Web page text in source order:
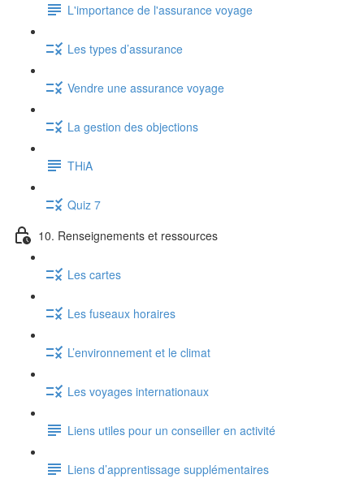
L'importance de l'assurance voyage
Les types d’assurance
Vendre une assurance voyage
La gestion des objections
THiA
Quiz 7
10. Renseignements et ressources
Les cartes
Les fuseaux horaires
L’environnement et le climat
Les voyages internationaux
Liens utiles pour un conseiller en activité
Liens d’apprentissage supplémentaires